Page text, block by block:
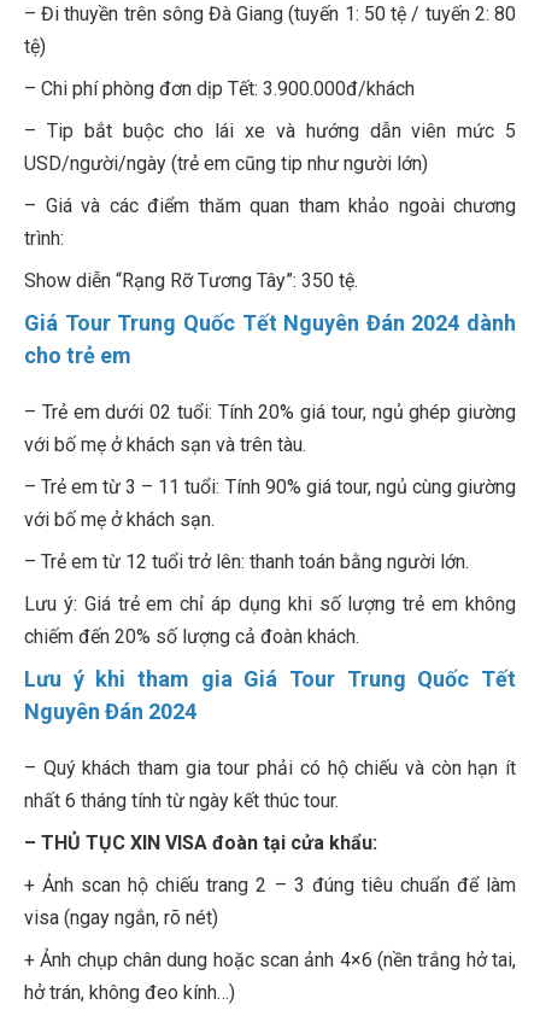
– Đi thuyền trên sông Đà Giang (tuyến 1: 50 tệ / tuyến 2: 80
tệ)
– Chi phí phòng đơn dịp Tết: 3.900.000đ/khách
– Tip bắt buộc cho lái xe và hướng dẫn viên mức 5
USD/người/ngày (trẻ em cũng tip như người lớn)
– Giá và các điểm thăm quan tham khảo ngoài chương
trình:
Show diễn “Rạng Rỡ Tương Tây”: 350 tệ.
Giá Tour Trung Quốc Tết Nguyên Đán 2024 dành
cho trẻ em
– Trẻ em dưới 02 tuổi: Tính 20% giá tour, ngủ ghép giường
với bố mẹ ở khách sạn và trên tàu.
– Trẻ em từ 3 – 11 tuổi: Tính 90% giá tour, ngủ cùng giường
với bố mẹ ở khách sạn.
– Trẻ em từ 12 tuổi trở lên: thanh toán bằng người lớn.
Lưu ý: Giá trẻ em chỉ áp dụng khi số lượng trẻ em không
chiếm đến 20% số lượng cả đoàn khách.
Lưu ý khi tham gia Giá Tour Trung Quốc Tết
Nguyên Đán 2024
– Quý khách tham gia tour phải có hộ chiếu và còn hạn ít
nhất 6 tháng tính từ ngày kết thúc tour.
– THỦ TỤC XIN VISA đoàn tại cửa khẩu:
+ Ảnh scan hộ chiếu trang 2 – 3 đúng tiêu chuẩn để làm
visa (ngay ngắn, rõ nét)
+ Ảnh chụp chân dung hoặc scan ảnh 4×6 (nền trắng hở tai,
hở trán, không đeo kính…)